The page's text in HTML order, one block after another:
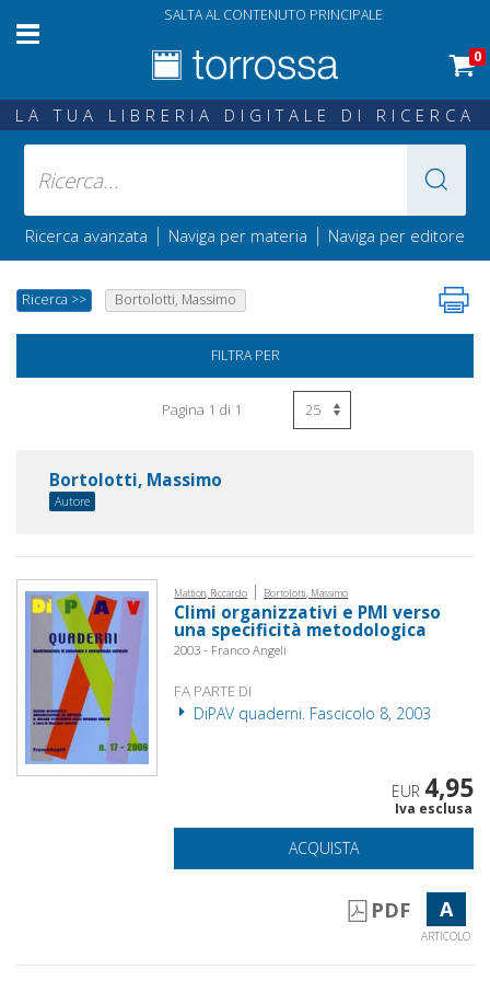
SALTA AL CONTENUTO PRINCIPALE
0
LA TUA LIBRERIA DIGITALE DI RICERCA
Ricerca avanzata | Naviga per materia | Naviga per editore
Ricerca >> Bortolotti, Massimo
FILTRA PER
Pagina 1 di 1
Bortolotti, Massimo
Autore
Mattion, Riccardo | Bortolotti, Massimo
Climi organizzativi e PMI verso
una specificità metodologica
2003 - Franco Angeli
FA PARTE DI
DiPAV quaderni. Fascicolo 8, 2003
EUR 4,95
Iva esclusa
ACQUISTA
PDF A
ARTICOLO